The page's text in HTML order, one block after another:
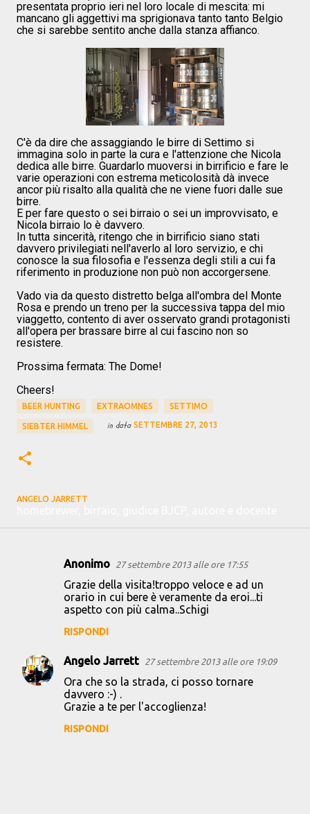
presentata proprio ieri nel loro locale di mescita: mi
mancano gli aggettivi ma sprigionava tanto tanto Belgio
che si sarebbe sentito anche dalla stanza affianco.
C'è da dire che assaggiando le birre di Settimo si
immagina solo in parte la cura e l'attenzione che Nicola
dedica alle birre. Guardarlo muoversi in birrificio e fare le
varie operazioni con estrema meticolosità dà invece
ancor più risalto alla qualità che ne viene fuori dalle sue
birre.
E per fare questo o sei birraio o sei un improvvisato, e
Nicola birraio lo è davvero.
In tutta sincerità, ritengo che in birrificio siano stati
davvero privilegiati nell'averlo al loro servizio, e chi
conosce la sua filosofia e l'essenza degli stili a cui fa
riferimento in produzione non può non accorgersene.
Vado via da questo distretto belga all'ombra del Monte
Rosa e prendo un treno per la successiva tappa del mio
viaggetto, contento di aver osservato grandi protagonisti
all'opera per brassare birre al cui fascino non so
resistere.
Prossima fermata: The Dome!
Cheers!
BEER HUNTING EXTRAOMNES SETTIMO
SIEBTER HIMMEL in data SETTEMBRE 27, 2013
ANGELO JARRETT
n
Anonimo 27 settembre 2013 alle ore 17:55
Grazie della visita!troppo veloce e ad un
orario in cui bere è veramente da eroi...ti
aspetto con più calma..Schigi
RISPONDI
Angelo Jarrett 27 settembre 2013 alle ore 19:09
Ora che so la strada, ci posso tornare
davvero :-) .
Grazie a te per l'accoglienza!
RISPONDI